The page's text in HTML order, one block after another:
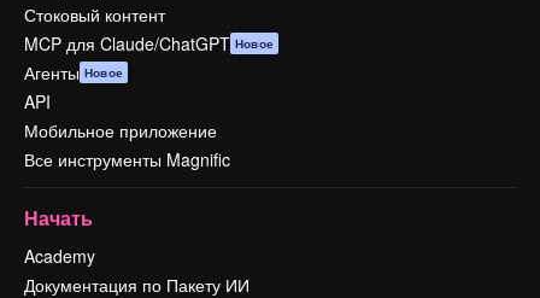
Стоковый контент
MCP для Claude/ChatGPT Новое
Агенты Новое
API
Мобильное приложение
Все инструменты Magnific
Начать
Academy
Документация по Пакету ИИ